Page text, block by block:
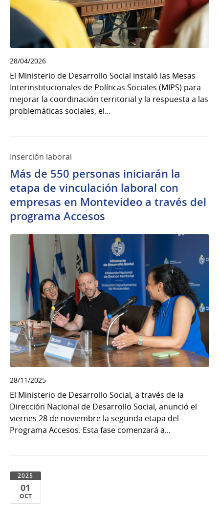
28/04/2026
El Ministerio de Desarrollo Social instaló las Mesas
Interinstitucionales de Políticas Sociales (MIPS) para
mejorar la coordinación territorial y la respuesta a las
problemáticas sociales, el...
Inserción laboral
Más de 550 personas iniciarán la
etapa de vinculación laboral con
empresas en Montevideo a través del
programa Accesos
28/11/2025
El Ministerio de Desarrollo Social, a través de la
Dirección Nacional de Desarrollo Social, anunció el
viernes 28 de noviembre la segunda etapa del
Programa Accesos. Esta fase comenzará a...
2025
01
OCT